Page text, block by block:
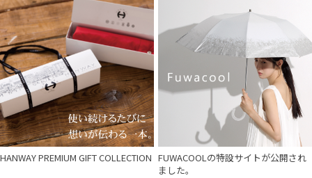
HANWAY PREMIUM GIFT COLLECTION FUWACOOLの特設サイトが公開され
ました。